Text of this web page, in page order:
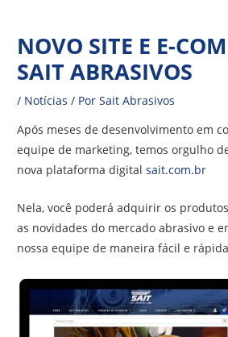
conteúdo
NOVO SITE E E-
SAIT ABRASIVOS
/ Notícias / PorSait Abrasivos
Após meses de desenvolvimento em
equipe de marketing, temos orgulho
nova plataforma digitalsait.com.br
Nela, você poderá adquirir os
as novidades do mercado abrasivo e
nossa equipe de maneira fácil e
de
Post